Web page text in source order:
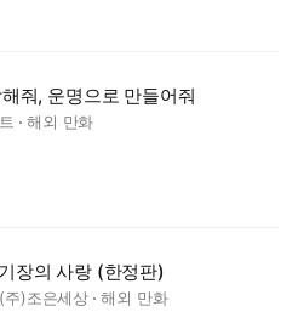
줘, 운명으로 만들어줘
해외 만화
장의 사랑 (한정판)
(주)조은세상 해외 만화